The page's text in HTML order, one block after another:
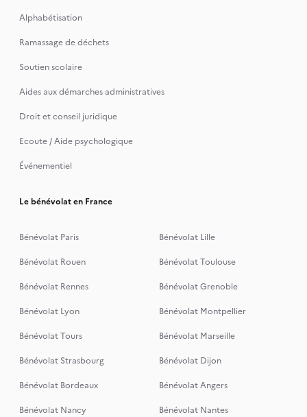
Alphabétisation
Ramassage de déchets
Soutien scolaire
Aides aux démarches administratives
Droit et conseil juridique
Ecoute / Aide psychologique
Événementiel
Le bénévolat en France
Bénévolat Paris
Bénévolat Lille
Bénévolat Rouen
Bénévolat Toulouse
Bénévolat Rennes
Bénévolat Grenoble
Bénévolat Lyon
Bénévolat Montpellier
Bénévolat Tours
Bénévolat Marseille
Bénévolat Strasbourg
Bénévolat Dijon
Bénévolat Bordeaux
Bénévolat Angers
Bénévolat Nancy
Bénévolat Nantes